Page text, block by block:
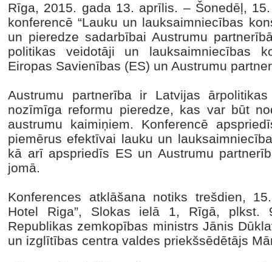
Rīga, 2015. gada 13. aprīlis. – Šonedēļ,
konferencē “Lauku un lauksaimniecības
un pieredze sadarbībai Austrumu
politikas veidotāji un lauksaimniecības
Eiropas Savienības (ES) un Austrumu
Austrumu partnerība ir Latvijas
nozīmīga reformu pieredze, kas var būt
austrumu kaimiņiem. Konferencē
piemērus efektīvai lauku un
kā arī apspriedīs ES un Austrumu
jomā.
Konferences atklāšana notiks trešdien,
Hotel Riga”, Slokas ielā 1, Rīgā, plkst.
Republikas zemkopības ministrs Jānis
un izglītības centra valdes priekšsēdētājs